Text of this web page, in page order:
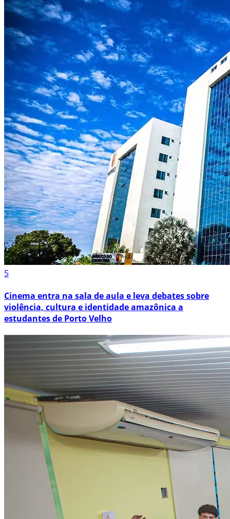
5
Cinema entra na sala de aula e leva debates sobre
violência, cultura e identidade amazônica a
estudantes de Porto Velho